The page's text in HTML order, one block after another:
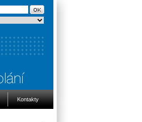
Kontakty